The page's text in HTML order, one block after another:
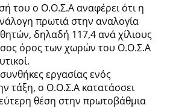
του ο Ο.Ο.Σ.Α αναφέρει ότι η
πρωτιά στην αναλογία
δηλαδή 117,4 ανά χίλιους
όρος των χωρών του Ο.Ο.Σ.Α
εργασίας ενός
τάξη, ο Ο.Ο.Σ.Α κατατάσσει
θέση στην πρωτοβάθμια